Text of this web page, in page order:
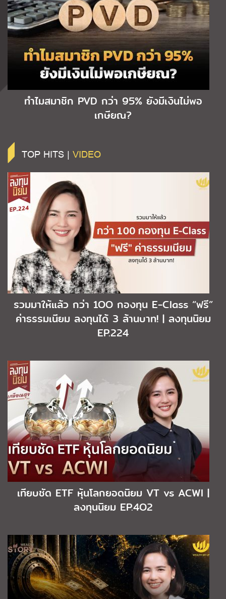
ทำไมสมาชิก PVD กว่า 95% ยังมีเงินไม่พอ
เกษียณ?
TOP HITS | VIDEO
รวมมาให้แล้ว กว่า 1OO กองทุน E-Class “ฟรี”
ค่าธรรมเนียม ลงทุนได้ 3 ล้านบาท! | ลงทุนนิยม
EP.224
เทียบชัด ETF หุ้นโลกยอดนิยม VT vs ACWI |
ลงทุนนิยม EP.4O2